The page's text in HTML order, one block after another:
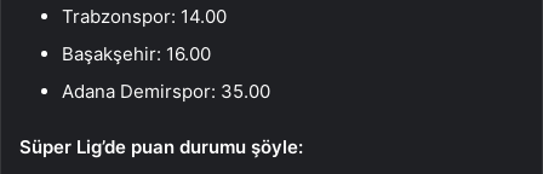
Trabzonspor: 14.00
Başakşehir: 16.00
Adana Demirspor: 35.00
Süper Lig’de puan durumu şöyle: